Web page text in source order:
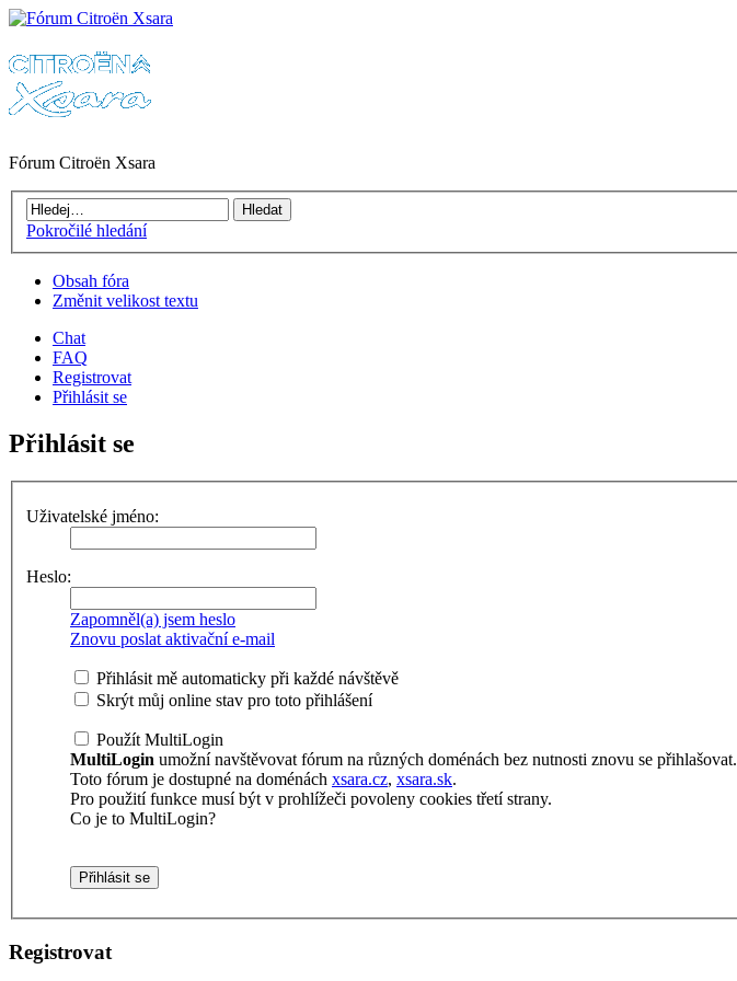
Fórum Citroën Xsara
Pokročilé hledání
Obsah fóra
Změnit velikost textu
Chat
FAQ
Registrovat
Přihlásit se
Přihlásit se
Uživatelské jméno:
Heslo:
Zapomněl(a) jsem heslo
Znovu poslat aktivační e-mail
Přihlásit mě automaticky při každé návštěvě
Skrýt můj online stav pro toto přihlášení
Použít MultiLogin
MultiLogin umožní navštěvovat fórum na různých doménách bez nutnosti znovu se přihlašovat.
Toto fórum je dostupné na doménách xsara.cz, xsara.sk.
Pro použití funkce musí být v prohlížeči povoleny cookies třetí strany.
Co je to MultiLogin?
Registrovat